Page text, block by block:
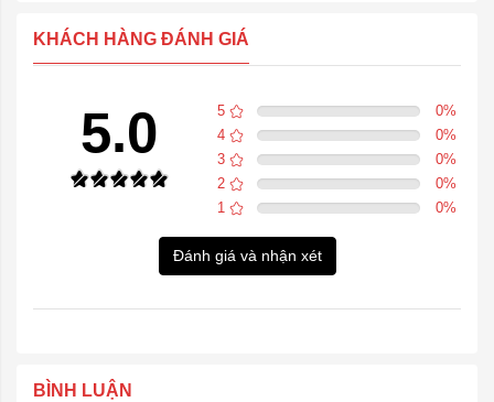
KHÁCH HÀNG ĐÁNH GIÁ
5.0 5 0%
4
0%
3
0%
2
0%
1
0%
Đánh giá và nhận xét
BÌNH LUẬN